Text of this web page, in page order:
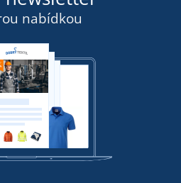
nabídkou